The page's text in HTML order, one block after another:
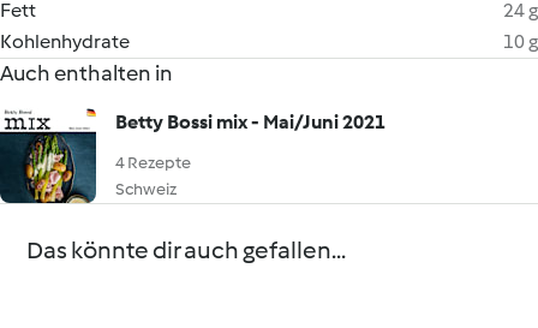
Fett
24 g
Kohlenhydrate
10 g
Auch enthalten in
Betty Bossi mix - Mai/Juni 2021
4 Rezepte
Schweiz
Das könnte dir auch gefallen...